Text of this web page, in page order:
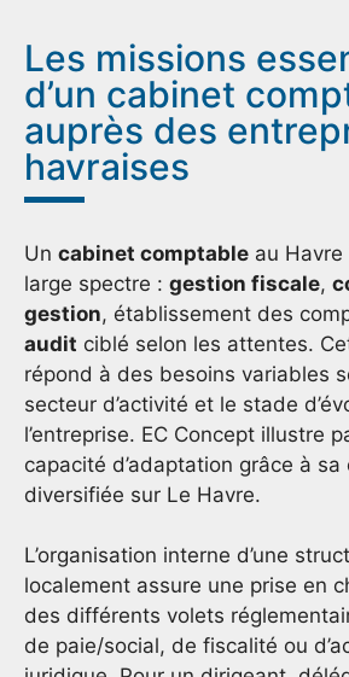
Les missions
d’un cabinet
auprès des
havraises
Un cabinet comptable au
large spectre : gestion fiscale,
gestion, établissement des
audit ciblé selon les attentes.
répond à des besoins variables
secteur d’activité et le stade
l’entreprise. EC Concept illustre
capacité d’adaptation grâce à sa
diversifiée sur Le Havre.
L’organisation interne d’une
localement assure une prise en
des différents volets
de paie/social, de fiscalité ou